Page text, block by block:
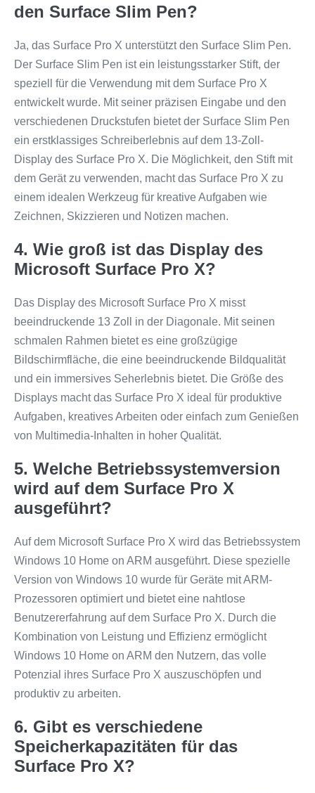
den Surface Slim Pen?
Ja, das Surface Pro X unterstützt den Surface Slim Pen.
Der Surface Slim Pen ist ein leistungsstarker Stift, der
speziell für die Verwendung mit dem Surface Pro X
entwickelt wurde. Mit seiner präzisen Eingabe und den
verschiedenen Druckstufen bietet der Surface Slim Pen
ein erstklassiges Schreiberlebnis auf dem 13-Zoll-
Display des Surface Pro X. Die Möglichkeit, den Stift mit
dem Gerät zu verwenden, macht das Surface Pro X zu
einem idealen Werkzeug für kreative Aufgaben wie
Zeichnen, Skizzieren und Notizen machen.
4. Wie groß ist das Display des
Microsoft Surface Pro X?
Das Display des Microsoft Surface Pro X misst
beeindruckende 13 Zoll in der Diagonale. Mit seinen
schmalen Rahmen bietet es eine großzügige
Bildschirmfläche, die eine beeindruckende Bildqualität
und ein immersives Seherlebnis bietet. Die Größe des
Displays macht das Surface Pro X ideal für produktive
Aufgaben, kreatives Arbeiten oder einfach zum Genießen
von Multimedia-Inhalten in hoher Qualität.
5. Welche Betriebssystemversion
wird auf dem Surface Pro X
ausgeführt?
Auf dem Microsoft Surface Pro X wird das Betriebssystem
Windows 10 Home on ARM ausgeführt. Diese spezielle
Version von Windows 10 wurde für Geräte mit ARM-
Prozessoren optimiert und bietet eine nahtlose
Benutzererfahrung auf dem Surface Pro X. Durch die
Kombination von Leistung und Effizienz ermöglicht
Windows 10 Home on ARM den Nutzern, das volle
Potenzial ihres Surface Pro X auszuschöpfen und
produktiv zu arbeiten.
6. Gibt es verschiedene
Speicherkapazitäten für das
Surface Pro X?